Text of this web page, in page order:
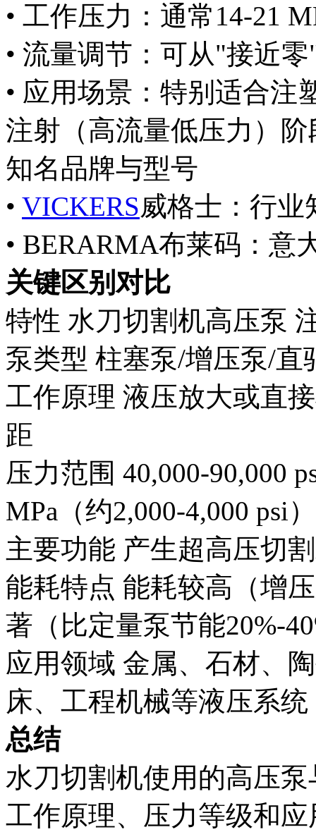
• 工作压力：通常14-21
• 流量调节：可从"接近
• 应用场景：特别适合注
注射（高流量低压力）阶
知名品牌与型号
• VICKERS威格士：行业
• BERARMA布莱码：意
关键区别对比
特性 水刀切割机高压泵
泵类型 柱塞泵/增压泵/直
工作原理 液压放大或直
距
压力范围 40,000-90,000
MPa（约2,000-4,000 psi）
主要功能 产生超高压切
能耗特点 能耗较高（增
著（比定量泵节能20%-
应用领域 金属、石材、
床、工程机械等液压系统
总结
水刀切割机使用的高压
工作原理、压力等级和